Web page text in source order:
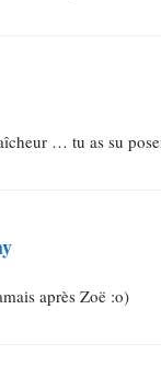
… tu as su
après Zoë :o)